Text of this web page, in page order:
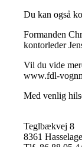
Du kan også
Formanden
kontorleder
Vil du vide
www.fdl-
Med venlig
Teglbækvej 8
8361